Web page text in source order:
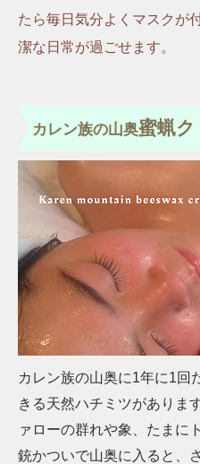
たら毎日気分よくマスクが
潔な日常が過ごせます。
カレン族の山奥蜜蝋ク
カレン族の山奥に1年に1回
きる天然ハチミツがありま
ァローの群れや象、たまに
銃かついで山奥に入ると、